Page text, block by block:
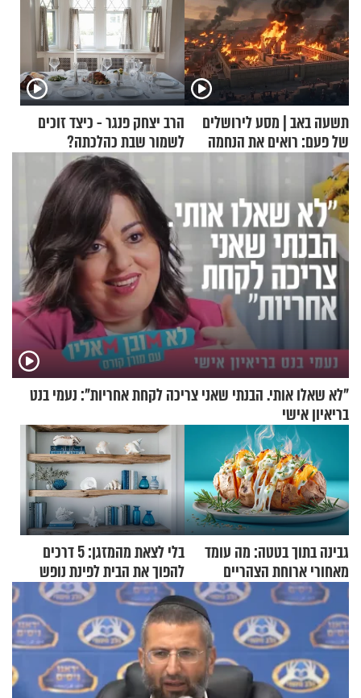
תשעה באב | מסע לירושלים
של פעם: רואים את הנחמה
הרב יצחק פנגר - כיצד זוכים
לשמור שבת כהלכתה?
"לא שאלו אותי. הבנתי שאני צריכה לקחת אחריות": נעמי בנט
בריאיון אישי
גבינה בתוך בטטה: מה עומד
מאחורי ארוחת הצהריים
שכבשה את הרשת?
בלי לצאת מהמזגן: 5 דרכים
להפוך את הבית לפינת נופש
מעוצבת